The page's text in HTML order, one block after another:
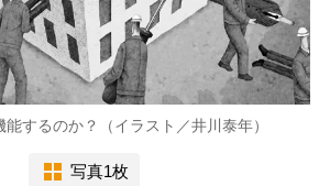
するのか？（イラスト／井川泰年）
写真1枚